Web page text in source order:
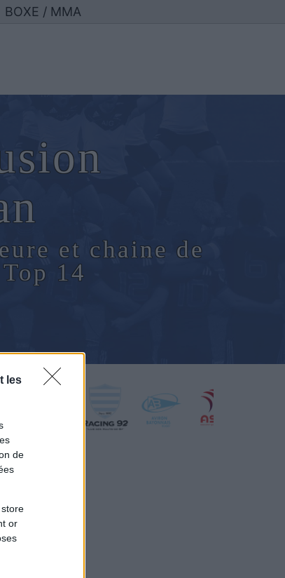
les
de
or
BOXE / MMA
et chaine de
14